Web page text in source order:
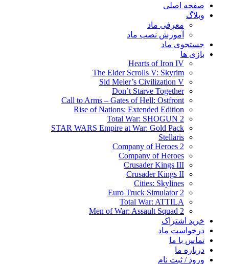
صفحه اصلی
وبلاگ
معرفی ماد
آموزش نصب ماد
جستجوی ماد
بازی ها
Hearts of Iron IV
The Elder Scrolls V: Skyrim
Sid Meier’s Civilization V
Don’t Starve Together
Call to Arms – Gates of Hell: Ostfront
Rise of Nations: Extended Edition
Total War: SHOGUN 2
STAR WARS Empire at War: Gold Pack
Stellaris
Company of Heroes 2
Company of Heroes
Crusader Kings III
Crusader Kings II
Cities: Skylines
Euro Truck Simulator 2
Total War: ATTILA
Men of War: Assault Squad 2
خرید اشتراک
درخواست ماد
تماس با ما
درباره ما
ورود / ثبت نام